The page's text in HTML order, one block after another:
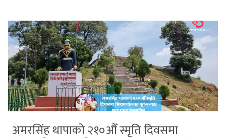
अमरसिंह थापाको २१०औँ स्मृति दिवसमा